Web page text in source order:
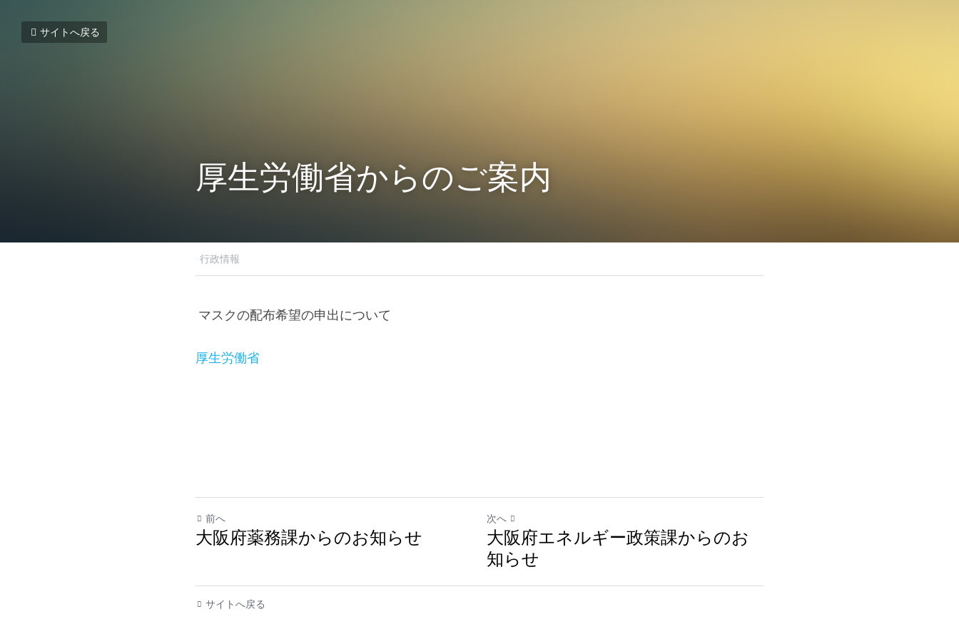
サイトへ戻る
厚生労働省からのご案内
2022年1月14日
マスクの配布希望の申出について
厚生労働省
前へ
大阪府薬務課からのお知らせ
次へ
大阪府エネルギー政策課からのお
知らせ
サイトへ戻る